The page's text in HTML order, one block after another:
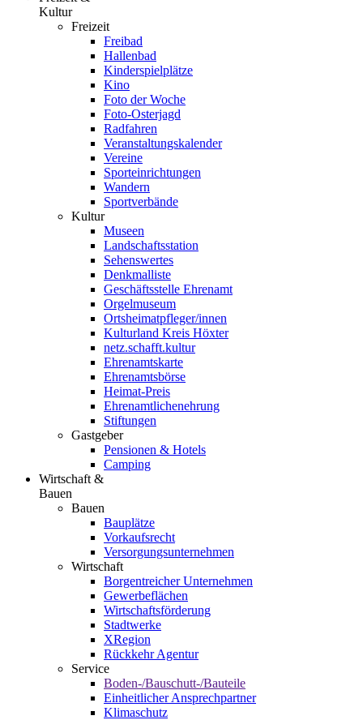
Kultur
Freizeit
Freibad
Hallenbad
Kinderspielplätze
Kino
Foto der Woche
Foto-Osterjagd
Radfahren
Veranstaltungskalender
Vereine
Sporteinrichtungen
Wandern
Sportverbände
Kultur
Museen
Landschaftsstation
Sehenswertes
Denkmalliste
Geschäftsstelle Ehrenamt
Orgelmuseum
Ortsheimatpfleger/innen
Kulturland Kreis Höxter
netz.schafft.kultur
Ehrenamtskarte
Ehrenamtsbörse
Heimat-Preis
Ehrenamtlichenehrung
Stiftungen
Gastgeber
Pensionen & Hotels
Camping
Wirtschaft &
Bauen
Bauen
Bauplätze
Vorkaufsrecht
Versorgungsunternehmen
Wirtschaft
Borgentreicher Unternehmen
Gewerbeflächen
Wirtschaftsförderung
Stadtwerke
XRegion
Rückkehr Agentur
Service
Boden-/Bauschutt-/Bauteile
Einheitlicher Ansprechpartner
Klimaschutz